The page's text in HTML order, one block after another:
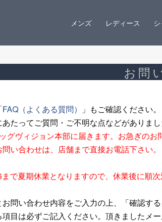
メンズ レディース
お問
FAQ（よくある質問）
」もご確認ください。
たってご質問・ご不明な点などがありま
グヴィジョン本部に届きます。お急ぎの
い合わせは、店舗まで直接お電話下さい。
で夏期休業となりますので、休業後に順次
問い合わせ内容をご入力の上、「確認す
項目は必ずご記入ください。頂きましたメ